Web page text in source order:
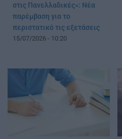
στις Πανελλαδικές»: Νέα
παρέμβαση για το
περιστατικό τις εξετάσεις
15/07/2026 - 10:20